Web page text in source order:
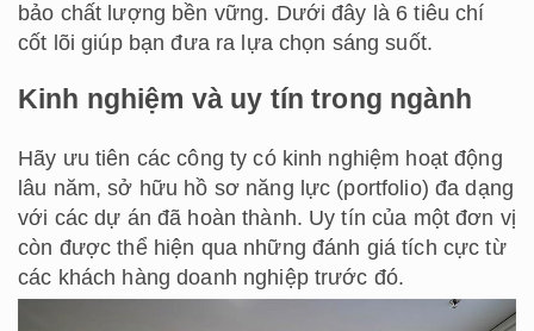
bảo chất lượng bền vững. Dưới đây là 6 tiêu chí
cốt lõi giúp bạn đưa ra lựa chọn sáng suốt.
Kinh nghiệm và uy tín trong ngành
Hãy ưu tiên các công ty có kinh nghiệm hoạt động
lâu năm, sở hữu hồ sơ năng lực (portfolio) đa dạng
với các dự án đã hoàn thành. Uy tín của một đơn vị
còn được thể hiện qua những đánh giá tích cực từ
các khách hàng doanh nghiệp trước đó.